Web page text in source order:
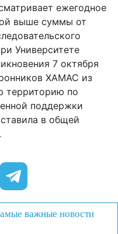
ежегодное
выше суммы от
Университете
7 октября
ХАМАС из
территорию по
поддержки
в общей
важные новости